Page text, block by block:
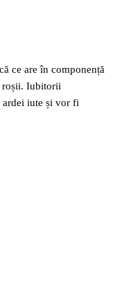
ce are în componență
roșii. Iubitorii
ardei iute și vor fi